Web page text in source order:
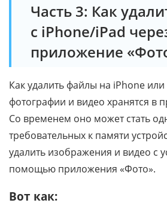
Часть 3: Как
с iPhone/iPad
приложение
Как удалить файлы на iPhone
фотографии и видео хранятся в
Со временем оно может стать
требовательных к памяти
удалить изображения и видео с
помощью приложения «Фото».
Вот как: